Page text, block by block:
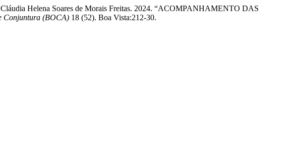
Helena Soares de Morais Freitas. 2024. “ACOMPANHAMENTO DAS
Conjuntura (BOCA) 18 (52). Boa Vista:212-30.